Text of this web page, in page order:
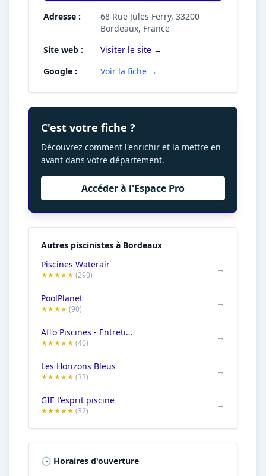
Adresse :
68 Rue Jules Ferry, 33200
Bordeaux, France
Site web :
Visiter le site →
Google :
Voir la fiche →
C'est votre fiche ?
Découvrez comment l'enrichir et la mettre en
avant dans votre département.
Accéder à l'Espace Pro
Autres piscinistes à Bordeaux
Piscines Waterair
★★★★★ (290)
→
PoolPlanet
★★★★ (90)
→
Afl'o Piscines - Entretien piscine
★★★★★ (40)
→
Les Horizons Bleus
★★★★★ (33)
→
GIE l'esprit piscine
★★★★★ (32)
→
🕒 Horaires d'ouverture